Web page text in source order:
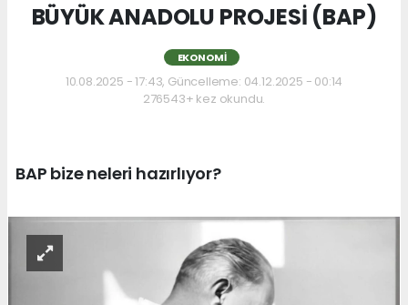
BÜYÜK ANADOLU PROJESİ (BAP)
EKONOMI
10.08.2025 - 17:43, Güncelleme: 04.12.2025 - 00:14
276543+ kez okundu.
BAP bize neleri hazırlıyor?